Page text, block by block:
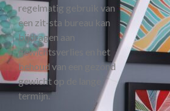
regelmatig gebruik van
een zit-sta bureau kan
bijdragen aan
gewichtsverlies en het
behoud van een gezond
gewicht op de lange
termijn.